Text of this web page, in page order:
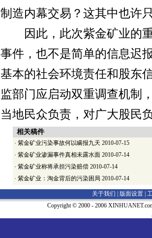
制造内幕交易？这其中也许
因此，此次紫金矿业的重
事件，也不是简单的信息迟
基本的社会环境责任和股东
监部门应启动双重调查机制
当地民众负责，对广大股民
相关稿件
· 紫金矿业污染事故何以瞒报九天 2010-07-15
· 紫金矿业渗漏事件真相未露水面 2010-07-14
· 紫金矿业称将承担污染赔偿 2010-07-14
· 紫金矿业：淘金背后的污染困局 2010-07-14
关于我们 | 版面设置
Copyright © 2000 - 2006